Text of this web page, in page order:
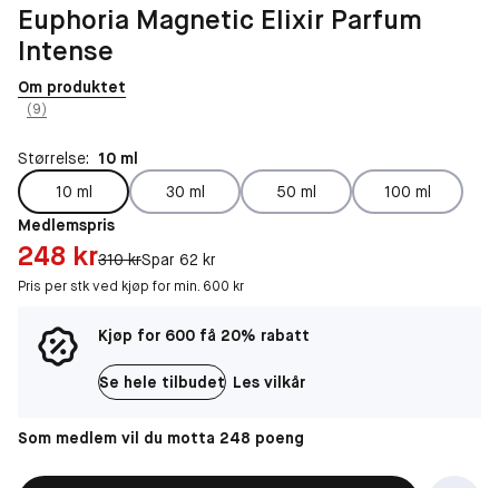
Euphoria Magnetic Elixir Parfum
Intense
Om produktet
(9)
Størrelse: 10 ml
10 ml
30 ml 50 ml
100 ml
Medlemspris
Pris: 248 kr
248 krOriginal pris:
310 krSpar 62 kr
Pris per stk ved kjøp for min. 600 kr
Kjøp for 600 få 20% rabatt
Se hele tilbudet Les vilkår
Som medlem vil du motta 248 poeng